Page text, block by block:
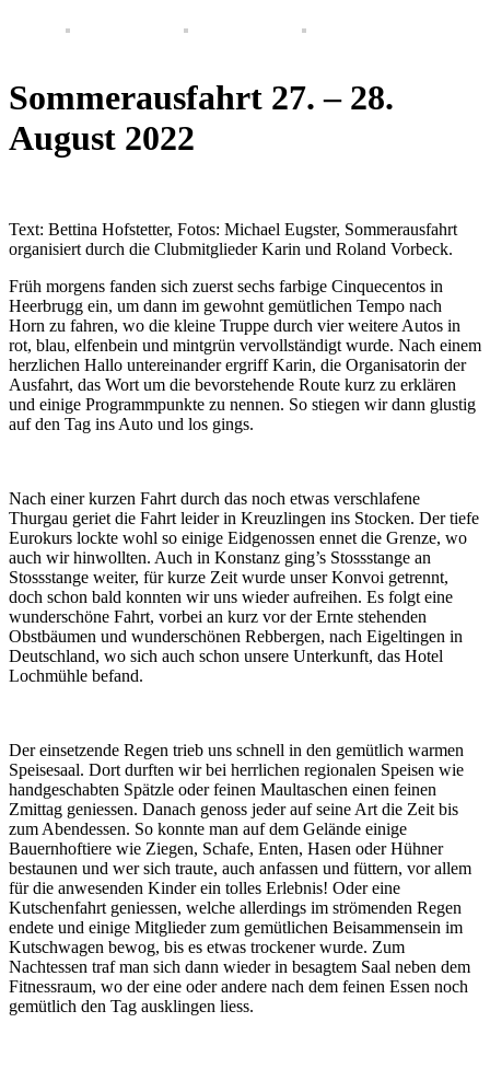
Sommerausfahrt 27. – 28.
August 2022
Text: Bettina Hofstetter, Fotos: Michael Eugster, Sommerausfahrt
organisiert durch die Clubmitglieder Karin und Roland Vorbeck.
Früh morgens fanden sich zuerst sechs farbige Cinquecentos in
Heerbrugg ein, um dann im gewohnt gemütlichen Tempo nach
Horn zu fahren, wo die kleine Truppe durch vier weitere Autos in
rot, blau, elfenbein und mintgrün vervollständigt wurde. Nach einem
herzlichen Hallo untereinander ergriff Karin, die Organisatorin der
Ausfahrt, das Wort um die bevorstehende Route kurz zu erklären
und einige Programmpunkte zu nennen. So stiegen wir dann glustig
auf den Tag ins Auto und los gings.
Nach einer kurzen Fahrt durch das noch etwas verschlafene
Thurgau geriet die Fahrt leider in Kreuzlingen ins Stocken. Der tiefe
Eurokurs lockte wohl so einige Eidgenossen ennet die Grenze, wo
auch wir hinwollten. Auch in Konstanz ging’s Stossstange an
Stossstange weiter, für kurze Zeit wurde unser Konvoi getrennt,
doch schon bald konnten wir uns wieder aufreihen. Es folgt eine
wunderschöne Fahrt, vorbei an kurz vor der Ernte stehenden
Obstbäumen und wunderschönen Rebbergen, nach Eigeltingen in
Deutschland, wo sich auch schon unsere Unterkunft, das Hotel
Lochmühle befand.
Der einsetzende Regen trieb uns schnell in den gemütlich warmen
Speisesaal. Dort durften wir bei herrlichen regionalen Speisen wie
handgeschabten Spätzle oder feinen Maultaschen einen feinen
Zmittag geniessen. Danach genoss jeder auf seine Art die Zeit bis
zum Abendessen. So konnte man auf dem Gelände einige
Bauernhoftiere wie Ziegen, Schafe, Enten, Hasen oder Hühner
bestaunen und wer sich traute, auch anfassen und füttern, vor allem
für die anwesenden Kinder ein tolles Erlebnis! Oder eine
Kutschenfahrt geniessen, welche allerdings im strömenden Regen
endete und einige Mitglieder zum gemütlichen Beisammensein im
Kutschwagen bewog, bis es etwas trockener wurde. Zum
Nachtessen traf man sich dann wieder in besagtem Saal neben dem
Fitnessraum, wo der eine oder andere nach dem feinen Essen noch
gemütlich den Tag ausklingen liess.